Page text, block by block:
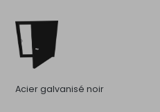
Acier galvanisé noir